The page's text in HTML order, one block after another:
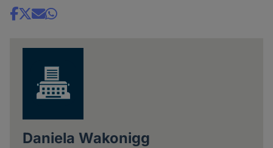
Share
Daniela Wakonigg